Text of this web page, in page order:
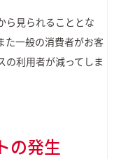
ら見られることとな
た一般の消費者がお客
の利用者が減ってしま
の発生